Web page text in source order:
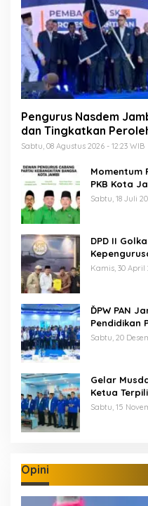
Pengurus Nasdem
dan Tingkatkan
Sabtu, 08 Agustus 2026 - 12:23 WIB
Momentum
PKB Kota
PKB ke-28
Sabtu, 18 Juli
DPD II
Musda
Kamis, 30 April
ĎPW PAN
Pendidikan
Perkuat
Sabtu, 20
Gelar
Ketua
Sabtu, 15
Opini